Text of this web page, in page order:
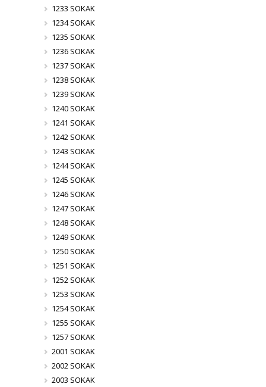
1233 SOKAK
1234 SOKAK
1235 SOKAK
1236 SOKAK
1237 SOKAK
1238 SOKAK
1239 SOKAK
1240 SOKAK
1241 SOKAK
1242 SOKAK
1243 SOKAK
1244 SOKAK
1245 SOKAK
1246 SOKAK
1247 SOKAK
1248 SOKAK
1249 SOKAK
1250 SOKAK
1251 SOKAK
1252 SOKAK
1253 SOKAK
1254 SOKAK
1255 SOKAK
1257 SOKAK
2001 SOKAK
2002 SOKAK
2003 SOKAK